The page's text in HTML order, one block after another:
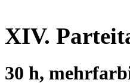
XIV.
30 h,